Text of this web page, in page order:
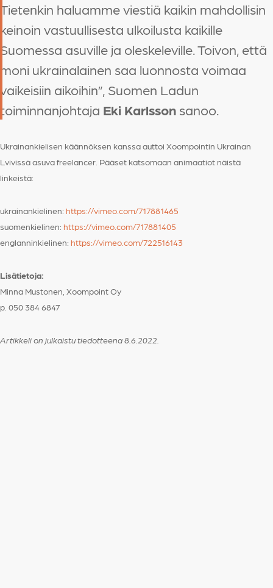
Tietenkin haluamme viestiä kaikin mahdollisin
keinoin vastuullisesta ulkoilusta kaikille
Suomessa asuville ja oleskeleville. Toivon, että
moni ukrainalainen saa luonnosta voimaa
vaikeisiin aikoihin”, Suomen Ladun
toiminnanjohtaja Eki Karlsson sanoo.
Ukrainankielisen käännöksen kanssa auttoi Xoompointin Ukrainan
Lvivissä asuva freelancer. Pääset katsomaan animaatiot näistä
linkeistä:
ukrainankielinen: https://vimeo.com/717881465
suomenkielinen: https://vimeo.com/717881405
englanninkielinen: https://vimeo.com/722516143
Lisätietoja:
Minna Mustonen, Xoompoint Oy
p. 050 384 6847
Artikkeli on julkaistu tiedotteena 8.6.2022.